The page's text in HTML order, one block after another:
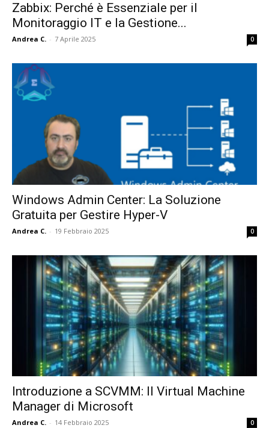
Zabbix: Perché è Essenziale per il
Monitoraggio IT e la Gestione...
Andrea C. - 7 Aprile 2025 0
Windows Admin Center: La Soluzione
Gratuita per Gestire Hyper-V
Andrea C. - 19 Febbraio 2025 0
Introduzione a SCVMM: Il Virtual Machine
Manager di Microsoft
Andrea C. - 14 Febbraio 2025 0